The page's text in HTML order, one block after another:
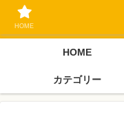
ブラックリスト長期延滞中
金ク
HOME
カテゴリー
HOME